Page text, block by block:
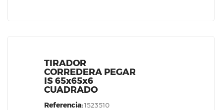
TIRADOR
CORREDERA PEGAR
IS 65x65x6
CUADRADO
Referencia:1523510